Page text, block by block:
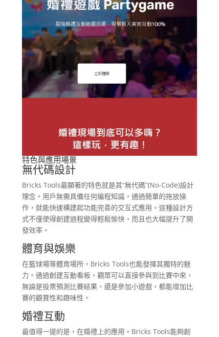
特色與應用場景
無代碼設計
Bricks Tools最顯著的特色就是其“無代碼”(No-Code)設計
理念。用戶無需具備任何編程知識，通過簡單的拖放操
作，就能快速構建起功能完善的交互式應用。這種設計方
式不僅使得創建過程變得輕鬆愉快，而且也大幅提升了開
發效率。
體育與娛樂
在籃球場等體育場所，Bricks Tools也能發揮其獨特的魅
力。通過創建互動看板，觀眾可以直接參與到比賽中來，
無論是投票預測比賽結果，還是參加小遊戲，都能增加比
賽的觀賞性和趣味性。
婚禮互動
最值得一提的是，在婚禮上的應用。Bricks Tools能夠創